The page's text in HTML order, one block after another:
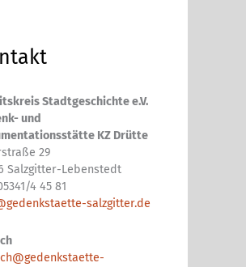
Stadtgeschichte e.V.
und
KZ Drütte
29
Salzgitter-Lebenstedt
4 45 81
salzgitter.de